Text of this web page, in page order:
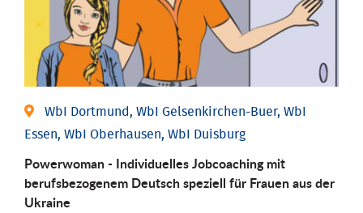
WbI Dortmund, WbI Gelsenkirchen-Buer, WbI
Essen, WbI Oberhausen, WbI Duisburg
Powerwoman - Individuelles Jobcoaching mit
berufsbezogenem Deutsch speziell für Frauen aus der
Ukraine